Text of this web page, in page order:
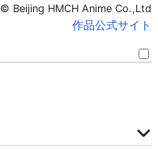
© Beijing HMCH Anime Co.,Ltd
作品公式サイト